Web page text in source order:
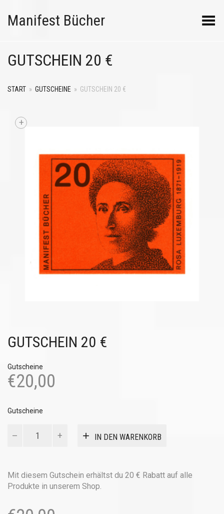
Manifest Bücher Menü umschalten
GUTSCHEIN 20 €
START » GUTSCHEINE » GUTSCHEIN 20 €
+
GUTSCHEIN 20 €
Gutscheine
€20,00
Gutscheine
IN DEN WARENKORB
Mit diesem Gutschein erhältst du 20 € Rabatt auf alle
Produkte in unserem Shop.